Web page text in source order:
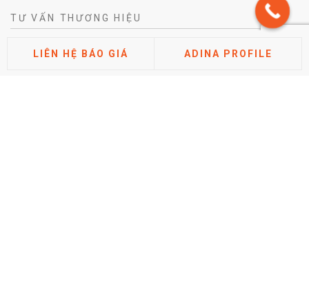
TƯ VẤN THƯƠNG HIỆU
Tư vấn chiến lược khác biệt hóa thương hiệu
LIÊN HỆ BÁO GIÁ ADINA PROFILE